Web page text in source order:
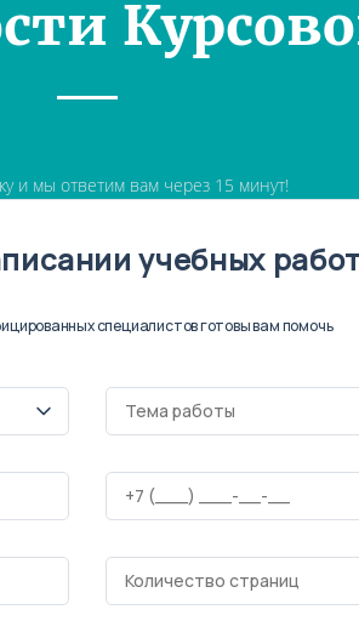
и мы ответим вам через 15 минут!
учебных
специалистов готовы вам помочь